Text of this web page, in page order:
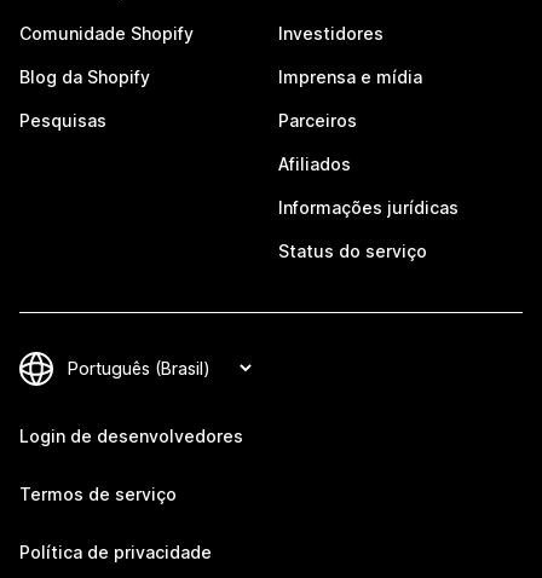
Comunidade Shopify
Blog da Shopify
Pesquisas
Investidores
Imprensa e mídia
Parceiros
Afiliados
Informações jurídicas
Status do serviço
Login de desenvolvedores
Termos de serviço
Política de privacidade